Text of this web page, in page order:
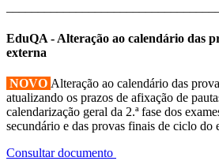
EduQA - Alteração ao calendário das
externa
NOVO Alteração ao calendário das
atualizando os prazos de afixação de
calendarização geral da 2.ª fase dos
secundário e das provas finais de ciclo do
Consultar documento